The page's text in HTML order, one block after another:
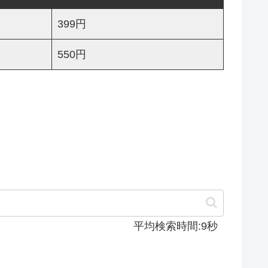
399円
550円
平均検索時間:9秒